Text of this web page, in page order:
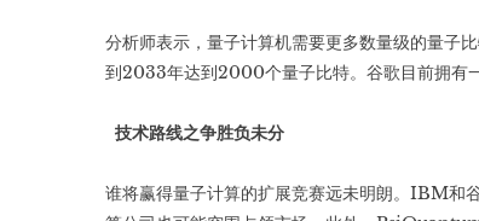
分析师表示，量子计算机需要更多数量级的量子
到2033年达到2000个量子比特。谷歌目前拥有
技术路线之争胜负未分
谁将赢得量子计算的扩展竞赛远未明朗。IBM和